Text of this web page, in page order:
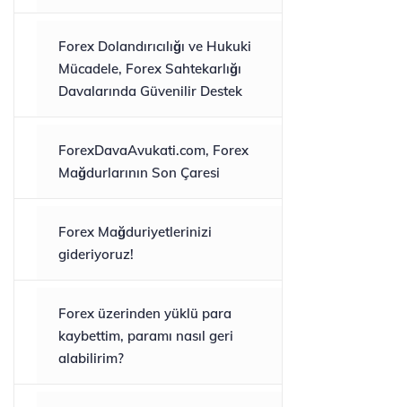
Forex Dolandırıcılığı ve Hukuki
Mücadele, Forex Sahtekarlığı
Davalarında Güvenilir Destek
ForexDavaAvukati.com, Forex
Mağdurlarının Son Çaresi
Forex Mağduriyetlerinizi
gideriyoruz!
Forex üzerinden yüklü para
kaybettim, paramı nasıl geri
alabilirim?